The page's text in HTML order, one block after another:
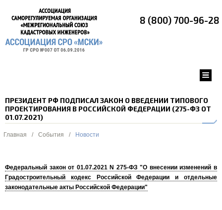
8 (800) 700-96-28
ПРЕЗИДЕНТ РФ ПОДПИСАЛ ЗАКОН О ВВЕДЕНИИ ТИПОВОГО
ПРОЕКТИРОВАНИЯ В РОССИЙСКОЙ ФЕДЕРАЦИИ (275-ФЗ ОТ
01.07.2021)
Главная / События / Новости
Федеральный закон от 01.07.2021 N 275-ФЗ "О внесении изменений в
Градостроительный кодекс Российской Федерации и отдельные
законодательные акты Российской Федерации"